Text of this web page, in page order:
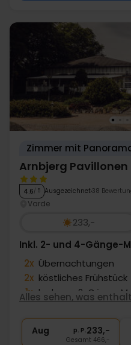
Zimmer mit
Arnbjerg Pavillonen
4.6/ 5 Ausgezeichnet 38
Varde
233,-
Inkl. 2- und 4-Gänge-
2x Übernachtungen
2x köstliches Frühstück
1x leckeres 2-Gänge
∞ Gratis Kaffee/Tee
Alles sehen, was
Aug p. P.233,-
Gesamt 466,-